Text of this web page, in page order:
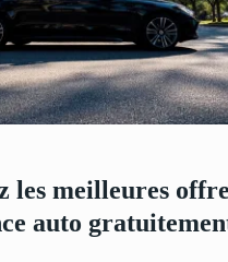
les meilleures
auto